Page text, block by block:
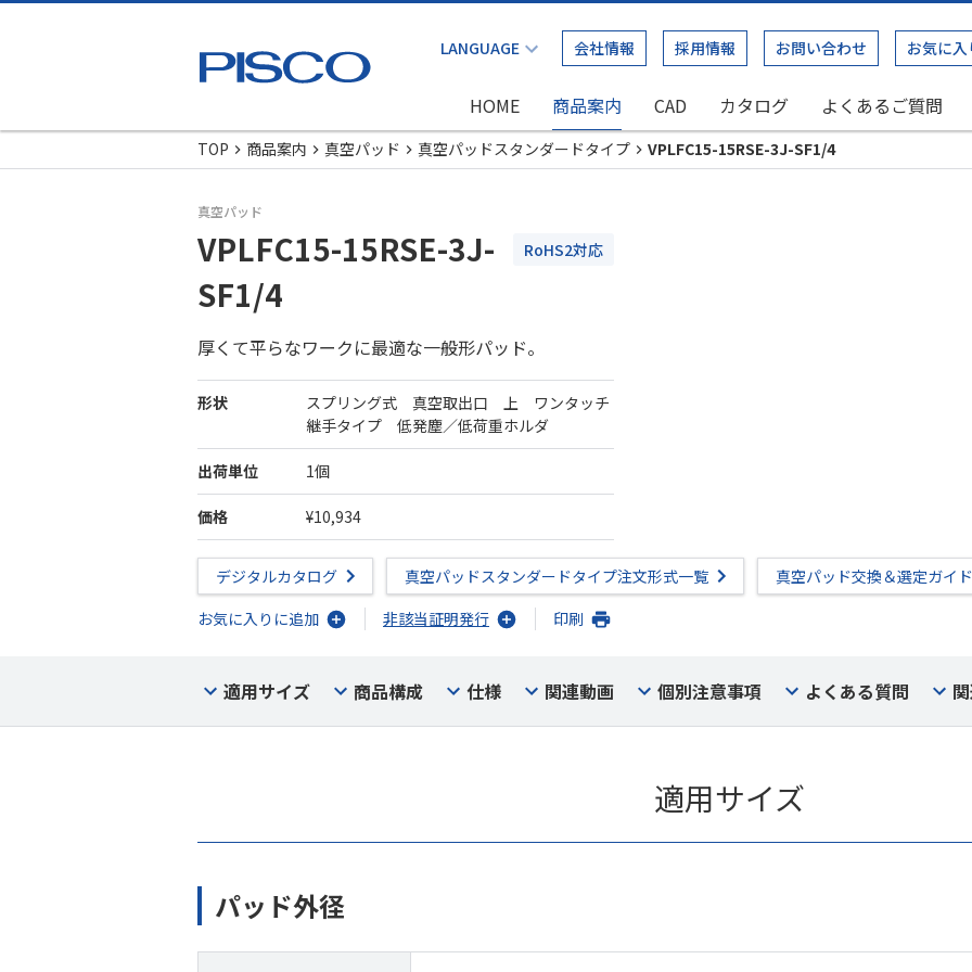
会社情報 採用情報 お問い合わせ お気に入
HOME 商品案内 CAD カタログ よくあるご質問
TOP
商品案内 真空パッド 真空パッドスタンダードタイプ VPLFC15-15RSE-3J-SF1/4
真空パッド
VPLFC15-15RSE-3J-
SF1/4
RoHS2対応
厚くて平らなワークに最適な一般形パッド。
形状
スプリング式 真空取出口 上 ワンタッチ
継手タイプ 低発塵／低荷重ホルダ
出荷単位 1個
価格 ¥10,934
デジタルカタログ 真空パッドスタンダードタイプ注文形式一覧
真空パッド交換＆選定ガイド
お気に入りに追加
非該当証明発行 印刷
適用サイズ 商品構成 仕様 関連動画 個別注意事項 よくある質問
適用サイズ
パッド外径